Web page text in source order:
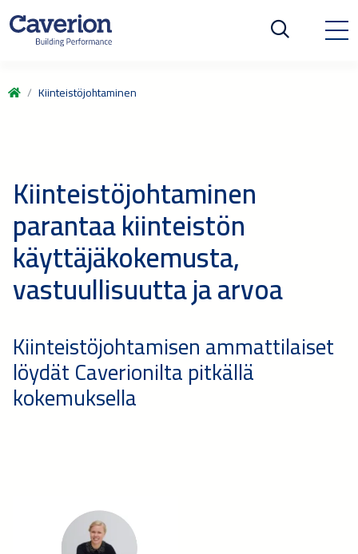
Kiinteistöjohtaminen
Kiinteistöjohtaminen
parantaa kiinteistön
käyttäjäkokemusta,
vastuullisuutta ja arvoa
Kiinteistöjohtamisen ammattilaiset
löydät Caverionilta pitkällä
kokemuksella